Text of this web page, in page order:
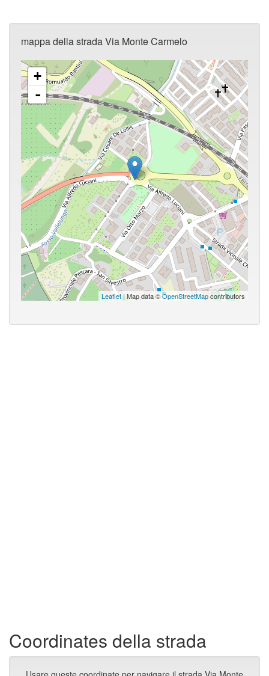
mappa della strada Via Monte Carmelo
+
-
Leaflet | Map data ©OpenStreetMapcontributors
Coordinates della strada